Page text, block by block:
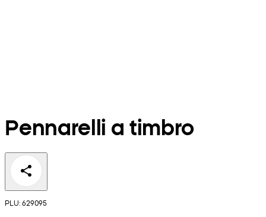
Pennarelli a timbro
PLU: 629095